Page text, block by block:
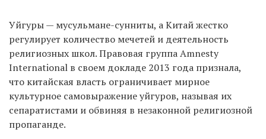
Уйгуры — мусульмане-сунниты, а Китай жестко
регулирует количество мечетей и деятельность
религиозных школ. Правовая группа Amnesty
International в своем докладе 2013 года признала,
что китайская власть ограничивает мирное
культурное самовыражение уйгуров, называя их
сепаратистами и обвиняя в незаконной религиозной
пропаганде.